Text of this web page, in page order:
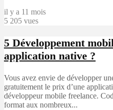
il y a 11 mois
5 205 vues
5 Développement
application native ?
Vous avez envie de développer
gratuitement le prix d’une
développeur mobile freelance.
format aux nombreux...